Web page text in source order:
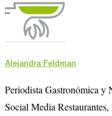
Alejandra Feldman
Periodista Gastronómica y
Social Media